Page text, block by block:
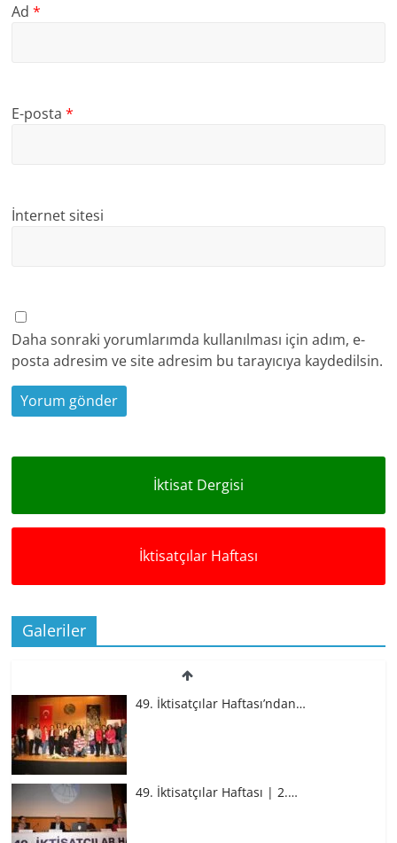
Ad*
E-posta*
İnternet sitesi
Daha sonraki yorumlarımda kullanılması için adım, e-
posta adresim ve site adresim bu tarayıcıya kaydedilsin.
İktisat Dergisi
İktisatçılar Haftası
Galeriler
49. İktisatçılar Haftası’ndan…
49. İktisatçılar Haftası | 2.…